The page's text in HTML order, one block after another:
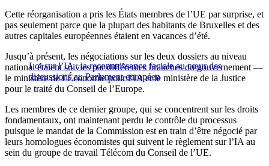
Cette réorganisation a pris les États membres de l’UE par surprise, et
pas seulement parce que la plupart des habitants de Bruxelles et des
autres capitales européennes étaient en vacances d’été.
Loi sur l’IA : la reconnaissance faciale au cœur des
discussions au Parlement européen
Jusqu’à présent, les négociations sur les deux dossiers au niveau
national étaient suivies par différentes branches du gouvernement —
le ministère de l’Économie pour l’IA et le ministère de la Justice
pour le traité du Conseil de l’Europe.
Les membres de ce dernier groupe, qui se concentrent sur les droits
fondamentaux, ont maintenant perdu le contrôle du processus
puisque le mandat de la Commission est en train d’être négocié par
leurs homologues économistes qui suivent le règlement sur l’IA au
sein du groupe de travail Télécom du Conseil de l’UE.